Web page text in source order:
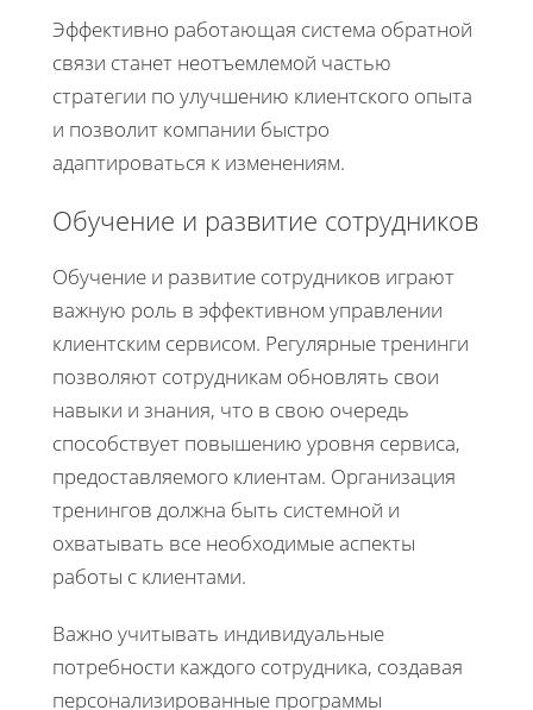
Эффективно работающая система обратной
связи станет неотъемлемой частью
стратегии по улучшению клиентского опыта
и позволит компании быстро
адаптироваться к изменениям.
Обучение и развитие сотрудников
Обучение и развитие сотрудников играют
важную роль в эффективном управлении
клиентским сервисом. Регулярные тренинги
позволяют сотрудникам обновлять свои
навыки и знания, что в свою очередь
способствует повышению уровня сервиса,
предоставляемого клиентам. Организация
тренингов должна быть системной и
охватывать все необходимые аспекты
работы с клиентами.
Важно учитывать индивидуальные
потребности каждого сотрудника, создавая
персонализированные программы